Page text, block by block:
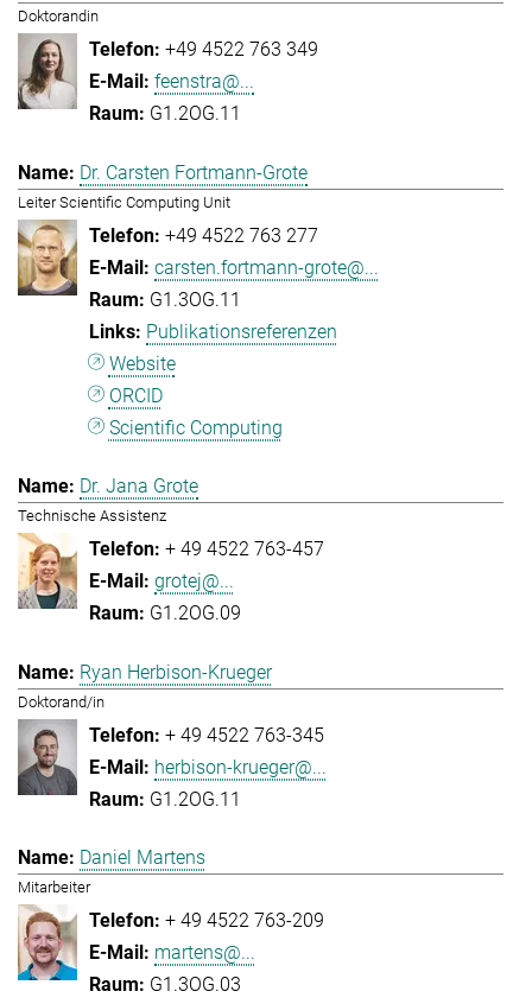
Doktorandin
+49 4522 763 349
feenstra@...
G1.2OG.11
Dr. Carsten Fortmann-Grote
Leiter Scientific Computing Unit
+49 4522 763 277
carsten.fortmann-grote@...
G1.3OG.11
Publikationsreferenzen
Website
ORCID
Scientific Computing
Dr. Jana Grote
Technische Assistenz
+ 49 4522 763-457
grotej@...
G1.2OG.09
Ryan Herbison-Krueger
Doktorand/in
+ 49 4522 763-345
herbison-krueger@...
G1.2OG.11
Daniel Martens
Mitarbeiter
+ 49 4522 763-209
martens@...
G1.3OG.03